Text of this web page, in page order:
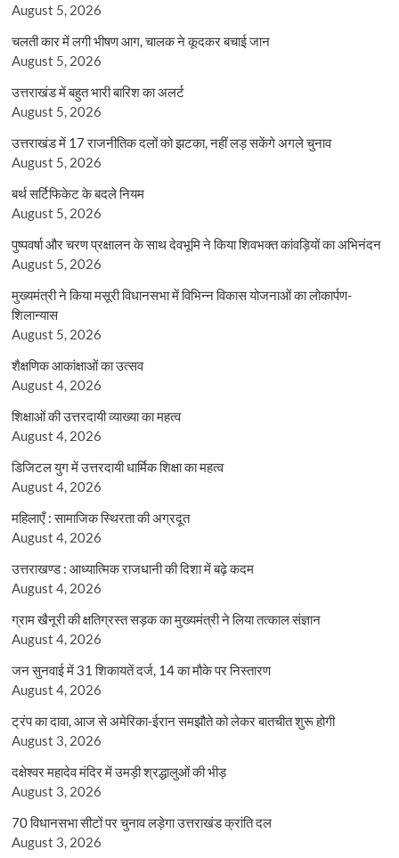
August 5, 2026
चलती कार में लगी भीषण आग, चालक ने कूदकर बचाई जान
August 5, 2026
उत्तराखंड में बहुत भारी बारिश का अलर्ट
August 5, 2026
उत्तराखंड में 17 राजनीतिक दलों को झटका, नहीं लड़ सकेंगे अगले चुनाव
August 5, 2026
बर्थ सर्टिफिकेट के बदले नियम
August 5, 2026
पुष्पवर्षा और चरण प्रक्षालन के साथ देवभूमि ने किया शिवभक्त कांवड़ियों का अभिनंदन
August 5, 2026
मुख्यमंत्री ने किया मसूरी विधानसभा में विभिन्न विकास योजनाओं का लोकार्पण-
शिलान्यास
August 5, 2026
शैक्षणिक आकांक्षाओं का उत्सव
August 4, 2026
शिक्षाओं की उत्तरदायी व्याख्या का महत्व
August 4, 2026
डिजिटल युग में उत्तरदायी धार्मिक शिक्षा का महत्व
August 4, 2026
महिलाएँ : सामाजिक स्थिरता की अग्रदूत
August 4, 2026
उत्तराखण्ड : आध्यात्मिक राजधानी की दिशा में बढ़े कदम
August 4, 2026
ग्राम खैनूरी की क्षतिग्रस्त सड़क का मुख्यमंत्री ने लिया तत्काल संज्ञान
August 4, 2026
जन सुनवाई में 31 शिकायतें दर्ज, 14 का मौके पर निस्तारण
August 4, 2026
ट्रंप का दावा, आज से अमेरिका-ईरान समझौते को लेकर बातचीत शुरू होगी
August 3, 2026
दक्षेश्वर महादेव मंदिर में उमड़ी श्रद्धालुओं की भीड़
August 3, 2026
70 विधानसभा सीटों पर चुनाव लड़ेगा उत्तराखंड क्रांति दल
August 3, 2026